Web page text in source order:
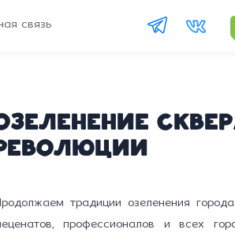
связь
традиции озеленения
профессионалов и всех